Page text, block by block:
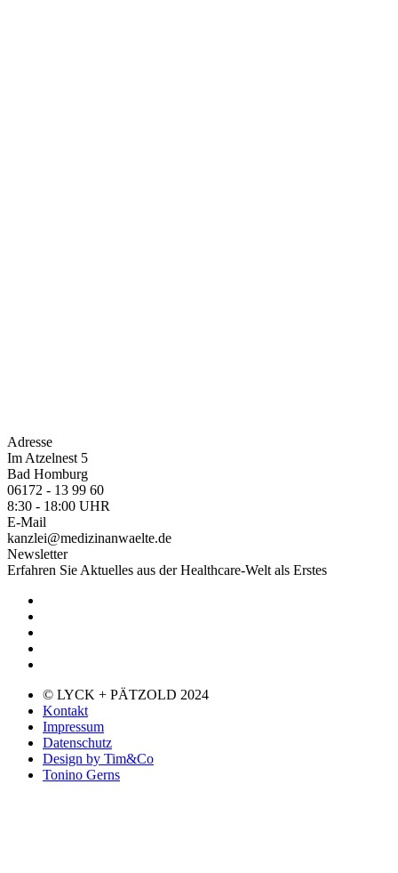
Adresse
Im Atzelnest 5
Bad Homburg
06172 - 13 99 60
8:30 - 18:00 UHR
E-Mail
kanzlei@medizinanwaelte.de
Newsletter
Erfahren Sie Aktuelles aus der Healthcare-Welt als Erstes
© LYCK + PÄTZOLD 2024
Kontakt
Impressum
Datenschutz
Design by Tim&Co
Tonino Gerns